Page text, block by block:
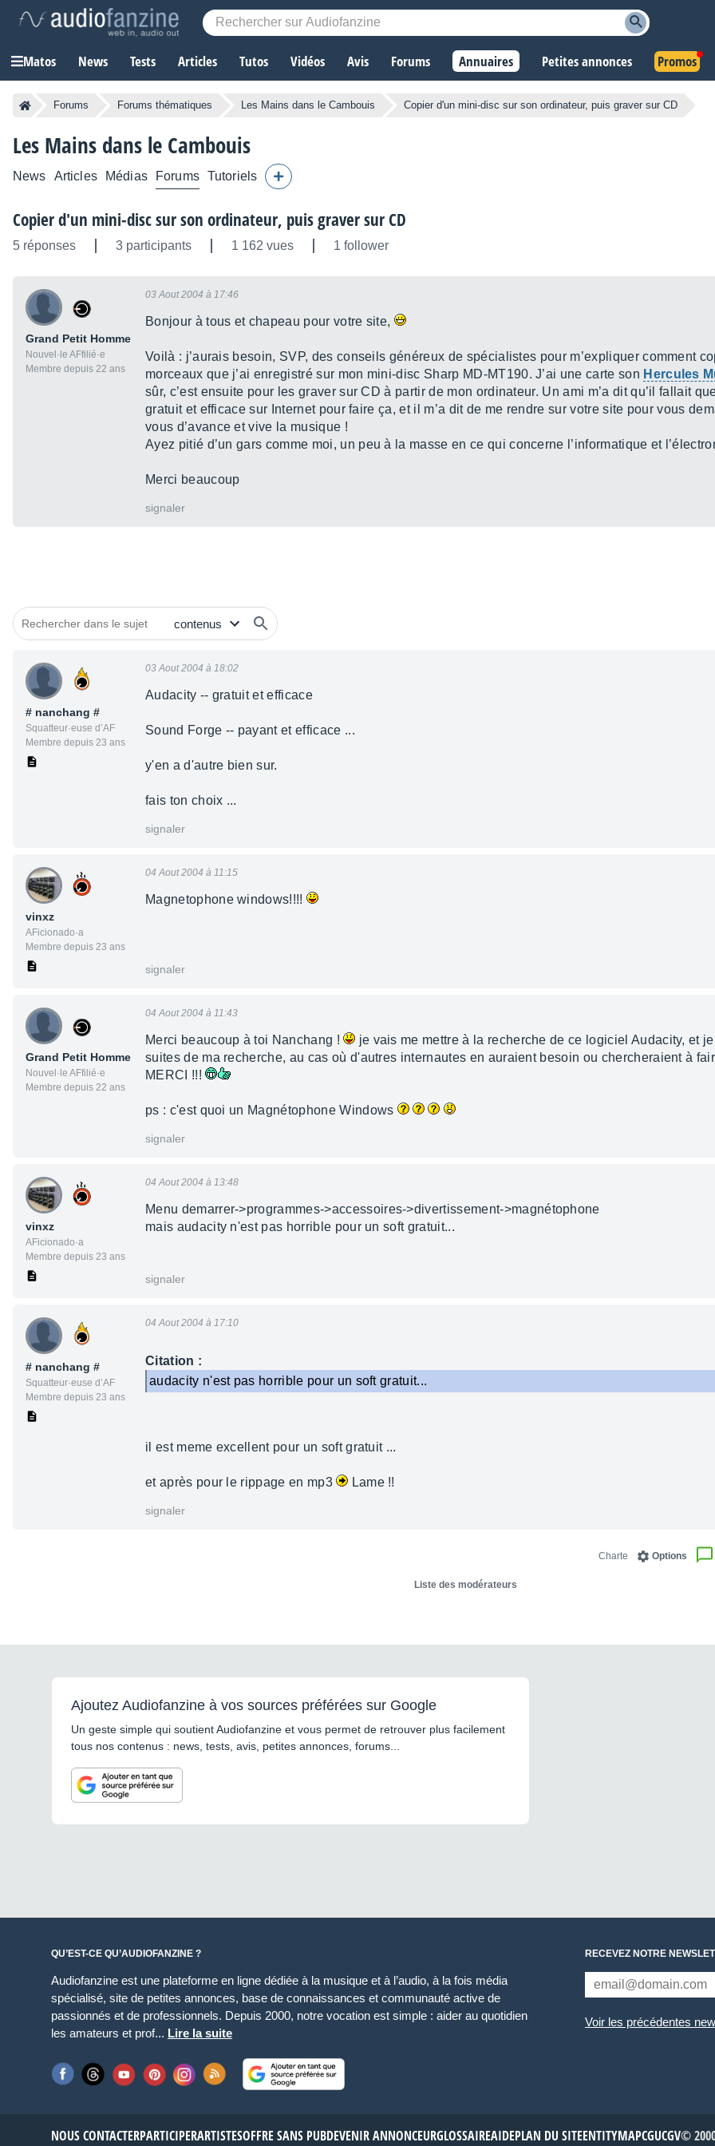
Matos News Tests Articles Tutos Vidéos Avis Forums Annuaires Petites annonces Promos
Forums Forums thématiques Les Mains dans le Cambouis Copier d'un mini-disc sur son ordinateur, puis graver sur CD
Les Mains dans le Cambouis
News Articles Médias Forums Tutoriels
Copier d'un mini-disc sur son ordinateur, puis graver sur CD
5 réponses 3 participants 1 162 vues 1 follower
Grand Petit Homme
Nouvel·le AFfilié·e
Membre depuis 22 ans
03 Aout 2004 à 17:46
Bonjour à tous et chapeau pour votre site,
Voilà : j’aurais besoin, SVP, des conseils généreux de spécialistes pour m’expliquer comment
morceaux que j’ai enregistré sur mon mini-disc Sharp MD-MT190. J’ai une carte son Hercules
sûr, c’est ensuite pour les graver sur CD à partir de mon ordinateur. Un ami m’a dit qu’il fallait
gratuit et efficace sur Internet pour faire ça, et il m’a dit de me rendre sur votre site pour vous
vous d’avance et vive la musique !
Ayez pitié d’un gars comme moi, un peu à la masse en ce qui concerne l’informatique et
Merci beaucoup
signaler
# nanchang #
Squatteur·euse d’AF
Membre depuis 23 ans
03 Aout 2004 à 18:02
Audacity -- gratuit et efficace
Sound Forge -- payant et efficace ...
y'en a d'autre bien sur.
fais ton choix ...
signaler
vinxz
AFicionado·a
Membre depuis 23 ans
04 Aout 2004 à 11:15
Magnetophone windows!!!!
signaler
Grand Petit Homme
Nouvel·le AFfilié·e
Membre depuis 22 ans
04 Aout 2004 à 11:43
Merci beaucoup à toi Nanchang !
je vais me mettre à la recherche de ce logiciel Audacity, et
suites de ma recherche, au cas où d'autres internautes en auraient besoin ou chercheraient à
MERCI !!!
ps : c'est quoi un Magnétophone Windows
signaler
vinxz
AFicionado·a
Membre depuis 23 ans
04 Aout 2004 à 13:48
Menu demarrer->programmes->accessoires->divertissement->magnétophone
mais audacity n'est pas horrible pour un soft gratuit...
signaler
# nanchang #
Squatteur·euse d’AF
Membre depuis 23 ans
04 Aout 2004 à 17:10
Citation :
audacity n'est pas horrible pour un soft gratuit...
il est meme excellent pour un soft gratuit ...
et après pour le rippage en mp3 Lame !!
signaler
Options
Charte
Liste des modérateurs
Ajoutez Audiofanzine à vos sources préférées sur Google
Un geste simple qui soutient Audiofanzine et vous permet de retrouver plus facilement
tous nos contenus : news, tests, avis, petites annonces, forums...
QU’EST-CE QU’AUDIOFANZINE ?
Audiofanzine est une plateforme en ligne dédiée à la musique et à l’audio, à la fois média
spécialisé, site de petites annonces, base de connaissances et communauté active de
passionnés et de professionnels. Depuis 2000, notre vocation est simple : aider au quotidien
les amateurs et prof... Lire la suite
RECEVEZ NOTRE
Voir les précédentes
NOUS CONTACTERPARTICIPERARTISTESOFFRE SANS PUBDEVENIR ANNONCEURGLOSSAIREAIDEPLAN DU SITEENTITYMAPCGUCGV©